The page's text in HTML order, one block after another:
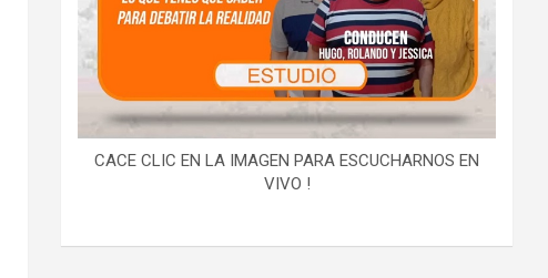
CACE CLIC EN LA IMAGEN PARA ESCUCHARNOS EN
VIVO !